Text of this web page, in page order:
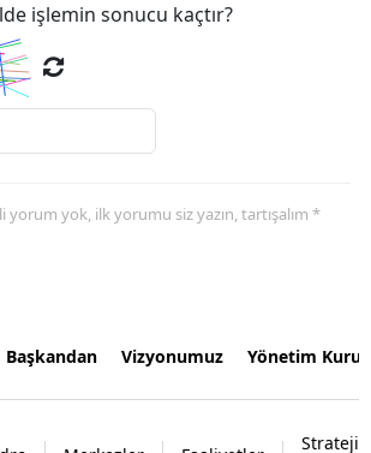
işlemin sonucu kaçtır?
yorum yok, ilk yorumu siz yazın, tartışalım *
Başkandan Vizyonumuz Yönetim
Strateji